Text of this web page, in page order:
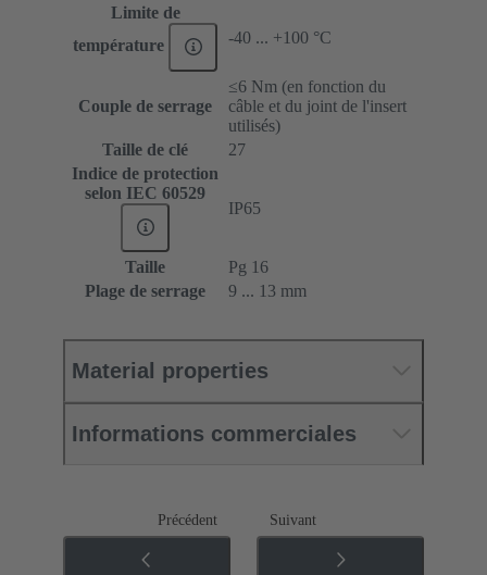
Limite de
température
-40 ... +100 °C
Couple de serrage
≤6 Nm (en fonction du
câble et du joint de l'insert
utilisés)
Taille de clé
27
Indice de protection
selon IEC 60529
IP65
Taille
Pg 16
Plage de serrage
9 ... 13 mm
Material properties
Informations commerciales
Précédent Suivant